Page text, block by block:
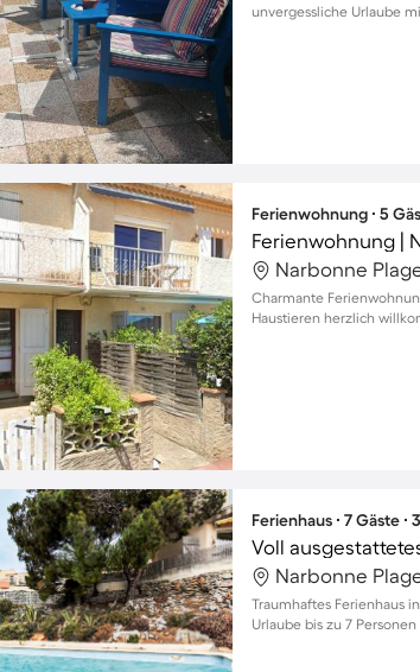
unvergessliche Urlaube
Ferienwohnung ∙ 5
Narbonne
Charmante
Haustieren herzlich
Ferienhaus ∙ 7 Gäste
Narbonne
Traumhaftes Ferienhaus
Urlaube bis zu 7 Personen